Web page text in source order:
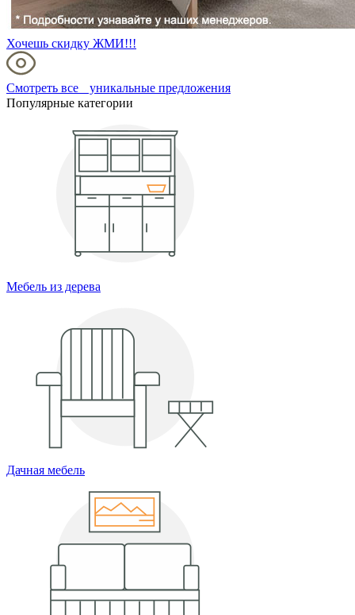
Хочешь скидку ЖМИ!!!
Смотреть все уникальные предложения
Популярные категории
Мебель из дерева
Дачная мебель